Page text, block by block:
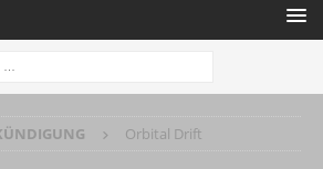
Orbital Drift